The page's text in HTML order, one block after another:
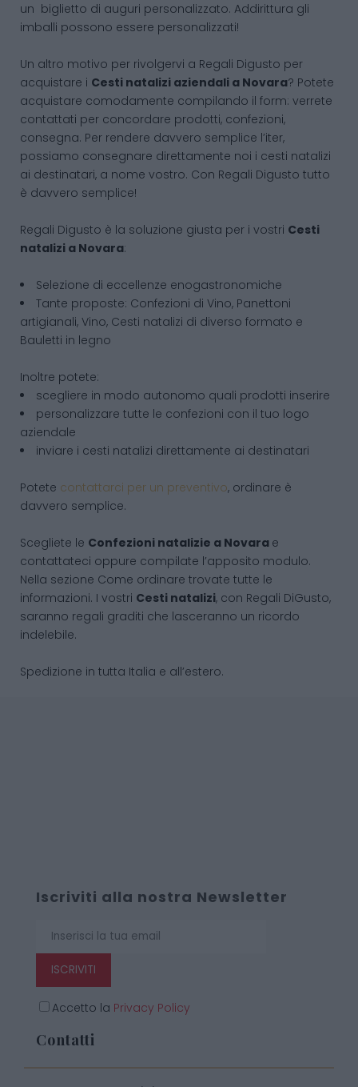
un biglietto di auguri personalizzato. Addirittura gli
imballi possono essere personalizzati!
Un altro motivo per rivolgervi a Regali Digusto per
acquistare i Cesti natalizi aziendali a Novara? Potete
acquistare comodamente compilando il form: verrete
contattati per concordare prodotti, confezioni,
consegna. Per rendere davvero semplice l’iter,
possiamo consegnare direttamente noi i cesti natalizi
ai destinatari, a nome vostro. Con Regali Digusto tutto
è davvero semplice!
Regali Digusto è la soluzione giusta per i vostri Cesti
natalizi a Novara:
Selezione di eccellenze enogastronomiche
Tante proposte: Confezioni di Vino, Panettoni
artigianali, Vino, Cesti natalizi di diverso formato e
Bauletti in legno
Inoltre potete:
scegliere in modo autonomo quali prodotti inserire
personalizzare tutte le confezioni con il tuo logo
aziendale
inviare i cesti natalizi direttamente ai destinatari
Potete contattarci per un preventivo, ordinare è
davvero semplice.
Scegliete le Confezioni natalizie a Novara e
contattateci oppure compilate l’apposito modulo.
Nella sezione Come ordinare trovate tutte le
informazioni. I vostri Cesti natalizi, con Regali DiGusto,
saranno regali graditi che lasceranno un ricordo
indelebile.
Spedizione in tutta Italia e all’estero.
Iscriviti alla nostra Newsletter
ISCRIVITI
Accetto la Privacy Policy
Contatti